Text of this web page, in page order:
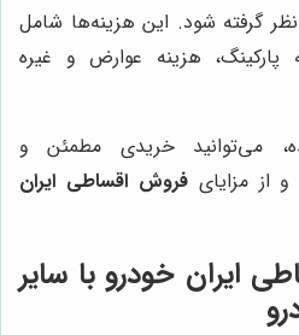
گرفته شود. این هزینه‌ها شامل
هزینه عوارض و غیره
می‌توانید خریدی مطمئن و
از مزایایفروش اقساطی ایران
ایران خودرو با سایر